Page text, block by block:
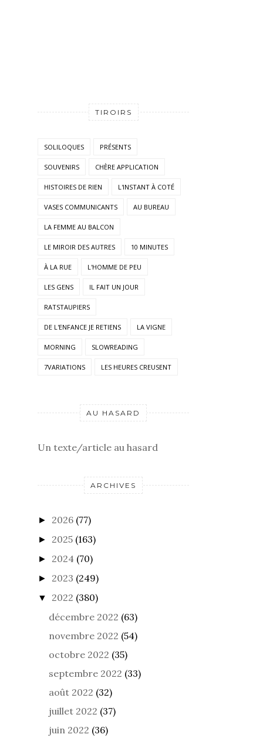
TIROIRS
SOLILOQUES PRÉSENTS
SOUVENIRS CHÈRE APPLICATION
HISTOIRES DE RIEN L'INSTANT À COTÉ
VASES COMMUNICANTS AU BUREAU
LA FEMME AU BALCON
LE MIROIR DES AUTRES 10 MINUTES
À LA RUE L'HOMME DE PEU
LES GENS IL FAIT UN JOUR
RATSTAUPIERS
DE L'ENFANCE JE RETIENS LA VIGNE
MORNING SLOWREADING
7VARIATIONS LES HEURES CREUSENT
AU HASARD
Un texte/article au hasard
ARCHIVES
► 2026 (77)
► 2025 (163)
► 2024 (70)
► 2023 (249)
▼ 2022 (380)
décembre 2022 (63)
novembre 2022 (54)
octobre 2022 (35)
septembre 2022 (33)
août 2022 (32)
juillet 2022 (37)
juin 2022 (36)